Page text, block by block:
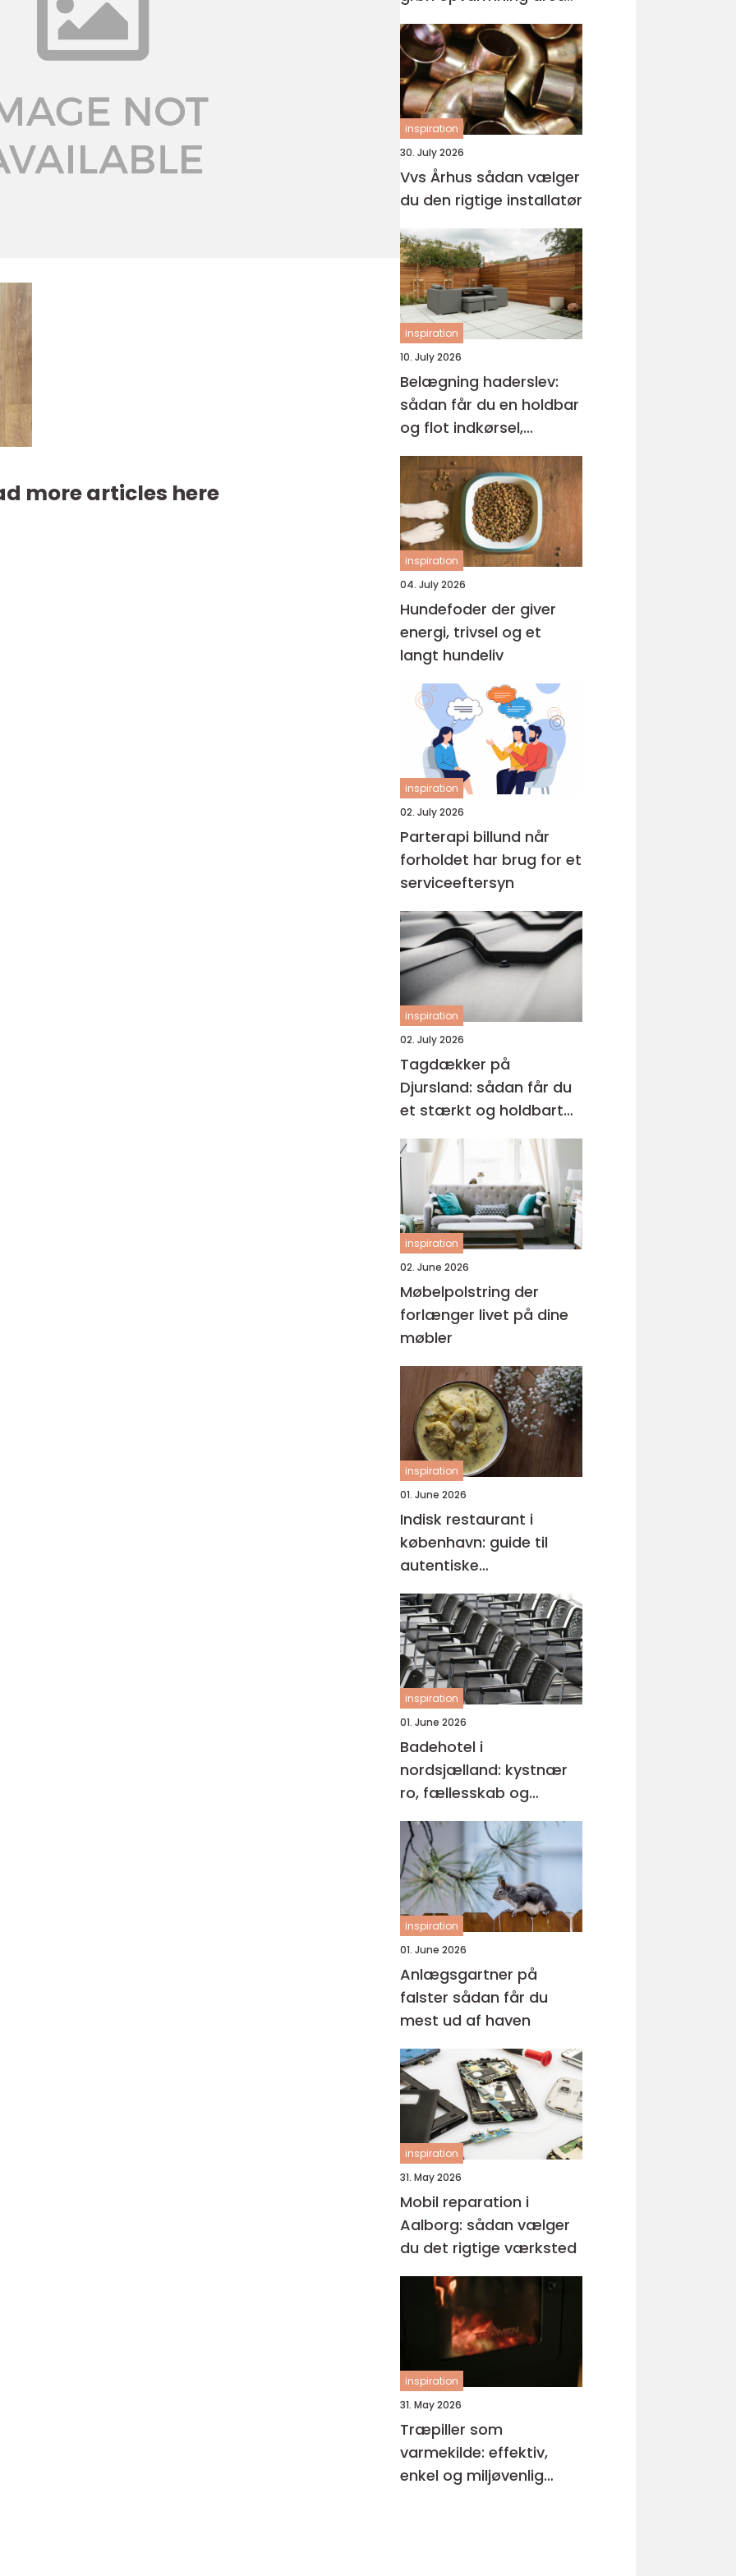
more articles here
rundt
inspiration
30. July 2026
Vvs Århus sådan vælger
du den rigtige installatør
inspiration
10. July 2026
Belægning haderslev:
sådan får du en holdbar
og flot indkørsel,
terrasse og gårdsplads
inspiration
04. July 2026
Hundefoder der giver
energi, trivsel og et
langt hundeliv
inspiration
02. July 2026
Parterapi billund når
forholdet har brug for et
serviceeftersyn
inspiration
02. July 2026
Tagdækker på
Djursland: sådan får du
et stærkt og holdbart
tag
inspiration
02. June 2026
Møbelpolstring der
forlænger livet på dine
møbler
inspiration
01. June 2026
Indisk restaurant i
københavn: guide til
autentiske
smagsoplevelser
inspiration
01. June 2026
Badehotel i
nordsjælland: kystnær
ro, fællesskab og
hverdagspauser
inspiration
01. June 2026
Anlægsgartner på
falster sådan får du
mest ud af haven
inspiration
31. May 2026
Mobil reparation i
Aalborg: sådan vælger
du det rigtige værksted
inspiration
31. May 2026
Træpiller som
varmekilde: effektiv,
enkel og miljøvenlig